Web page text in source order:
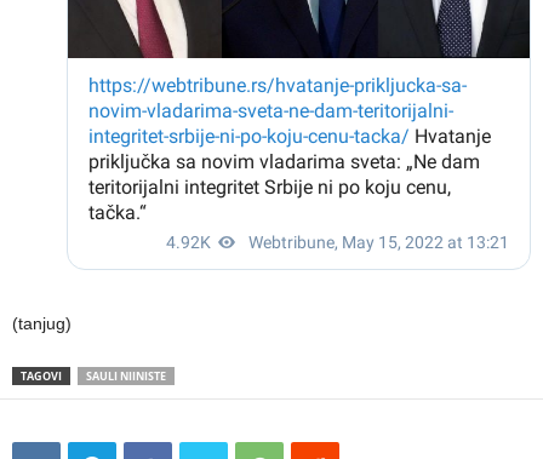
(tanjug)
TAGOVI SAULI NIINISTE